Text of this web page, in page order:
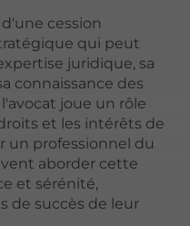
d'une cession
qui peut
juridique, sa
connaissance des
joue un rôle
et les intérêts de
un professionnel du
aborder cette
et sérénité,
de succès de leur